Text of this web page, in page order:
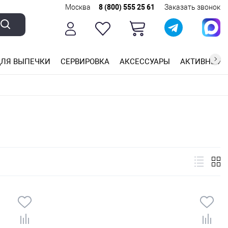
Москва 8 (800) 555 25 61 Заказать звонок
ВЫПЕЧКИ СЕРВИРОВКА АКСЕССУАРЫ АКТИВНЫЙ